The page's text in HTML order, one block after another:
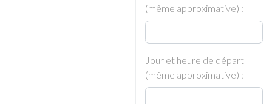
(même approximative) :
Jour et heure de départ
(même approximative) :